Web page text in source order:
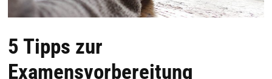
5 Tipps zur
Examensvorbereitung